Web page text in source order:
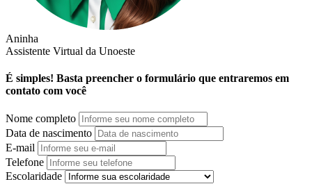
Aninha
Assistente Virtual da Unoeste
É simples! Basta preencher o formulário que entraremos em
contato com você
Nome completo
Data de nascimento
E-mail
Telefone
Escolaridade